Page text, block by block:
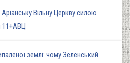
Вільну Церкву силою
11+АВЦ
землі: чому Зеленський